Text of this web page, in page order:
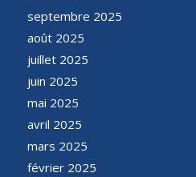
septembre 2025
août 2025
juillet 2025
juin 2025
mai 2025
avril 2025
mars 2025
février 2025